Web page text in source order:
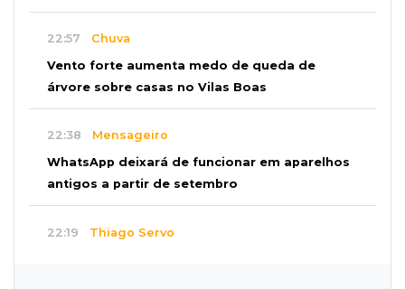
22:57 Chuva
Vento forte aumenta medo de queda de
árvore sobre casas no Vilas Boas
22:38 Mensageiro
WhatsApp deixará de funcionar em aparelhos
antigos a partir de setembro
22:19 Thiago Servo